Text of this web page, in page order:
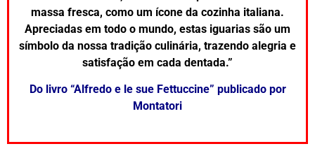
massa fresca, como um ícone da cozinha italiana.
Apreciadas em todo o mundo, estas iguarias são um
símbolo da nossa tradição culinária, trazendo alegria e
satisfação em cada dentada.”
Do livro “Alfredo e le sue Fettuccine” publicado por
Montatori